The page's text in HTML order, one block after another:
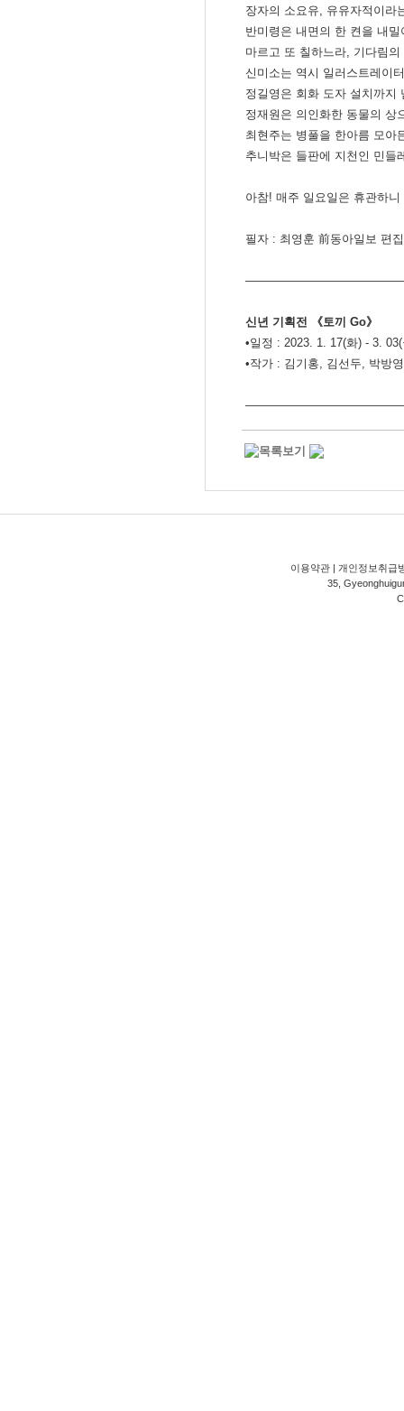
장자의 소요유, 유유자적이라
반미령은 내면의 한 켠을 내
마르고 또 칠하느라, 기다림
신미소는 역시 일러스트레이
정길영은 회화 도자 설치까지
정재원은 의인화한 동물의 상
최현주는 병풀을 한아름 모아
추니박은 들판에 지천인 민들
아참! 매주 일요일은 휴관하
필자 : 최영훈 前동아일보 편
신년 기획전 《토끼 Go》
•일정 : 2023. 1. 17(화) - 3.
•작가 : 김기홍, 김선두, 박방
이용약관 | 개인정보취급
35,